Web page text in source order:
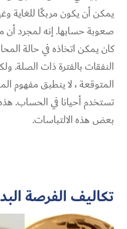
يمكن أن يكون مربكًا للغاية
صعوبة حسابها. إنه لمجرد أن
كان يمكن اتخاذه في حالة
النفقات بالفترة ذات الصلة.
المتوقعة ، لا ينطبق مفهوم
تستخدم أحيانا في الحساب.
بعض هذه الالتباسات.
تكاليف الفرصة